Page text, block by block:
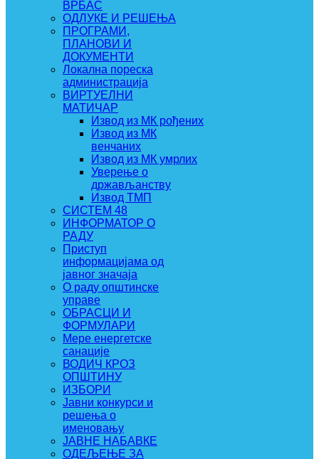
ВРБАС
ОДЛУКЕ И РЕШЕЊА
ПРОГРАМИ,
ПЛАНОВИ И
ДОКУМЕНТИ
Локална пореска
администрација
ВИРТУЕЛНИ
МАТИЧАР
Извод из МК рођених
Извод из МК
венчаних
Извод из МК умрлих
Уверење о
држављанству
Извод ТМП
СИСТЕМ 48
ИНФОРМАТОР О
РАДУ
Приступ
информацијама од
јавног значаја
О раду општинске
управе
ОБРАСЦИ И
ФОРМУЛАРИ
Мере енергетске
санације
ВОДИЧ КРОЗ
ОПШТИНУ
ИЗБОРИ
Јавни конкурси и
решења о
именовању
ЈАВНЕ НАБАВКЕ
ОДЕЉЕЊЕ ЗА